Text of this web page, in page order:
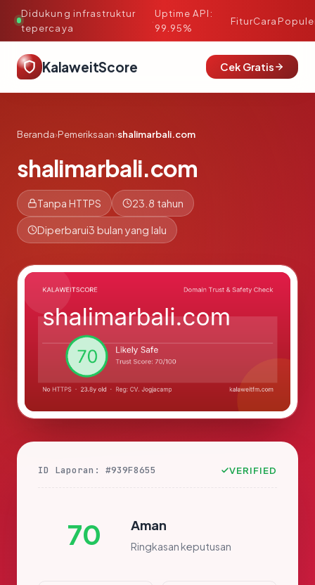
Didukung infrastruktur
tepercaya
·
Uptime API:
99.95%
FiturCara
KalaweitScore Cek Gratis
Beranda›Pemeriksaan›shalimarbali.com
shalimarbali.com
Tanpa HTTPS 23.8 tahun
Diperbarui3 bulan yang lalu
ID Laporan: #939F8655 VERIFIED
70 Aman
Ringkasan keputusan